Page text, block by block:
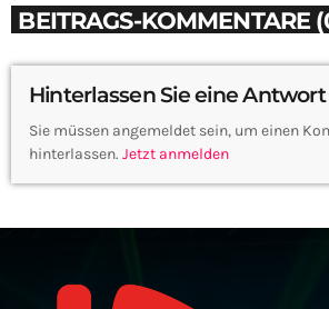
BEITRAGS-KOMMENTARE
Hinterlassen Sie eine Antwort
Sie müssen angemeldet sein, um einen
hinterlassen. Jetzt anmelden